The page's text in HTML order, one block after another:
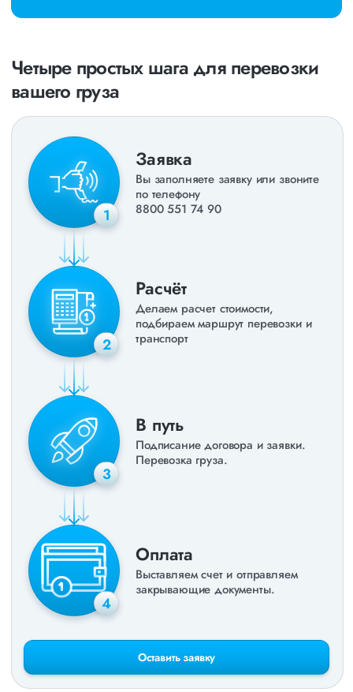
Четыре простых шага для перевозки
вашего груза
1
Заявка
Вы заполняете заявку или звоните
по телефону
8800 551 74 90
2
Расчёт
Делаем расчет стоимости,
подбираем маршрут перевозки и
транспорт
3
В путь
Подписание договора и заявки.
Перевозка груза.
4
Оплата
Выставляем счет и отправляем
закрывающие документы.
Оставить заявку